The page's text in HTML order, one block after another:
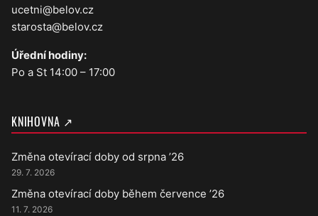
ucetni@belov.cz
starosta@belov.cz
Úřední hodiny:
Po a St 14:00 – 17:00
KNIHOVNA ↗
Změna otevírací doby od srpna ’26
29. 7. 2026
Změna otevírací doby během července ’26
11. 7. 2026